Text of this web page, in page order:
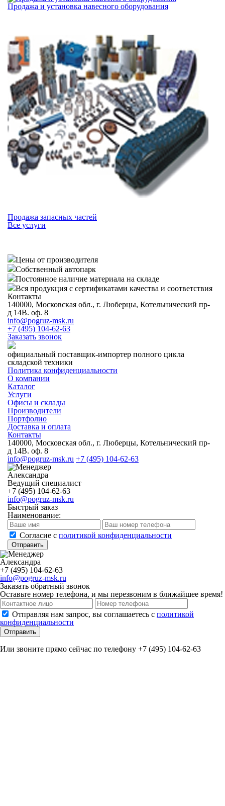
Продажа и установка навесного оборудования
Продажа запасных частей
Все услуги
Цены от производителя
Собственный автопарк
Постоянное наличие материала на складе
Вся продукция с сертификатами качества и соответствия
Контакты
140000, Московская обл., г. Люберцы, Котельнический пр-
д 14В. оф. 8
info@pogruz-msk.ru
+7 (495) 104-62-63
Заказать звонок
официальный поставщик-импортер полного цикла
складской техники
Политика конфиденциальности
О компании
Каталог
Услуги
Офисы и склады
Производители
Портфолио
Доставка и оплата
Контакты
140000, Московская обл., г. Люберцы, Котельнический пр-
д 14В. оф. 8
info@pogruz-msk.ru +7 (495) 104-62-63
Александра
Ведущий специалист
+7 (495) 104-62-63
info@pogruz-msk.ru
Быстрый заказ
Наименование:
Cогласие с политикой конфиденциальности
Отправить
Александра
+7 (495) 104-62-63
info@pogruz-msk.ru
Заказать обратный звонок
Оставьте номер телефона, и мы перезвоним в ближайшее время!
Отправляя нам запрос, вы соглашаетесь с политикой
конфиденциальности
Отправить
Или звоните прямо сейчас по телефону +7 (495) 104-62-63